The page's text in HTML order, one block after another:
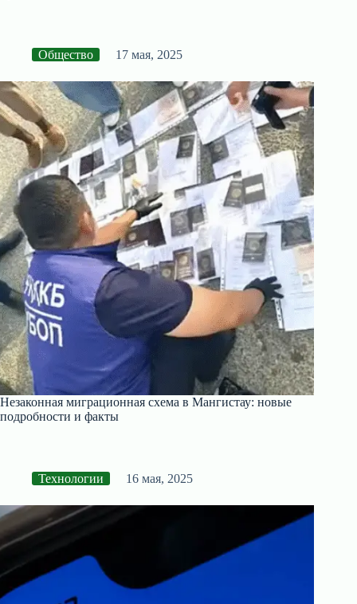
Общество 17 мая, 2025
Незаконная миграционная схема в Мангистау: новые
подробности и факты
Технологии 16 мая, 2025